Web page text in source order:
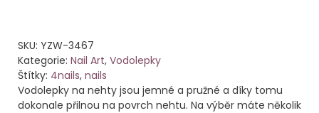
SKU: YZW-3467
Kategorie: Nail Art, Vodolepky
Štítky: 4nails, nails
Vodolepky na nehty jsou jemné a pružné a díky tomu
dokonale přilnou na povrch nehtu. Na výběr máte několik